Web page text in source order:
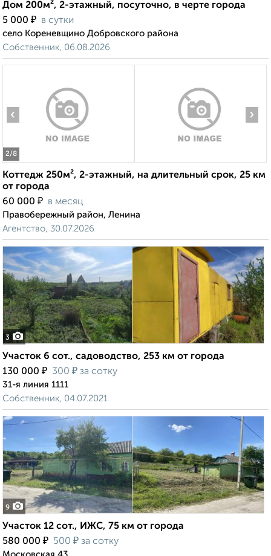
Дом 200м², 2-этажный, посуточно, в черте города
5 000 ₽ в сутки
село Кореневщино Добровского района
Собственник, 06.08.2026
2/8
‹ ›
Коттедж 250м², 2-этажный, на длительный срок, 25 км
от города
60 000 ₽ в месяц
Правобережный район, Ленина
Агентство, 30.07.2026
3
Участок 6 сот., садоводство, 253 км от города
130 000 ₽ 300 ₽ за сотку
31-я линия 1111
Собственник, 04.07.2021
9
Участок 12 сот., ИЖС, 75 км от города
580 000 ₽ 500 ₽ за сотку